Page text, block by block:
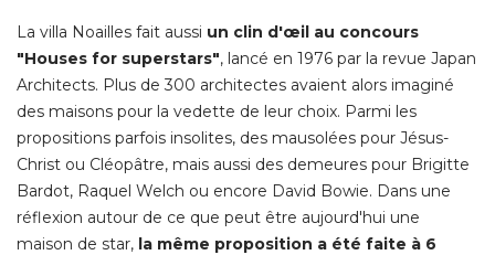
La villa Noailles fait aussi un clin d'œil au concours
"Houses for superstars", lancé en 1976 par la revue Japan
Architects. Plus de 300 architectes avaient alors imaginé
des maisons pour la vedette de leur choix. Parmi les
propositions parfois insolites, des mausolées pour Jésus-
Christ ou Cléopâtre, mais aussi des demeures pour Brigitte
Bardot, Raquel Welch ou encore David Bowie. Dans une
réflexion autour de ce que peut être aujourd'hui une
maison de star, la même proposition a été faite à 6